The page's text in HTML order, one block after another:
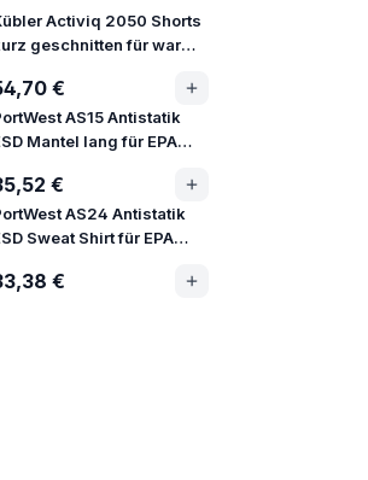
Activiq 2050 Shorts
geschnitten für warme
€
AS15 Antistatik
Mantel lang für EPA
€
AS24 Antistatik
Sweat Shirt für EPA
€